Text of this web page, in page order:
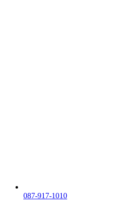
087-917-1010